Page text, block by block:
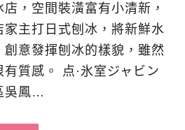
，空間裝潢富有小清新，
主打日式刨冰，將新鮮水
意發揮刨冰的樣貌，雖然
質感。 点·氷室ジャビン
吳鳳…